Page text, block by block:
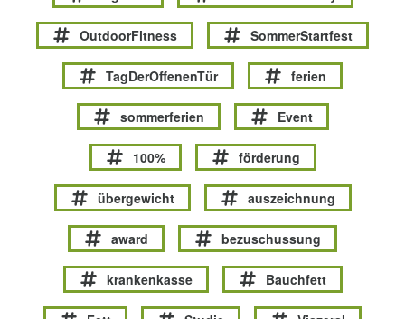
OutdoorFitness SommerStartfest
TagDerOffenenTür ferien
sommerferien Event
100% förderung
übergewicht auszeichnung
award bezuschussung
krankenkasse Bauchfett